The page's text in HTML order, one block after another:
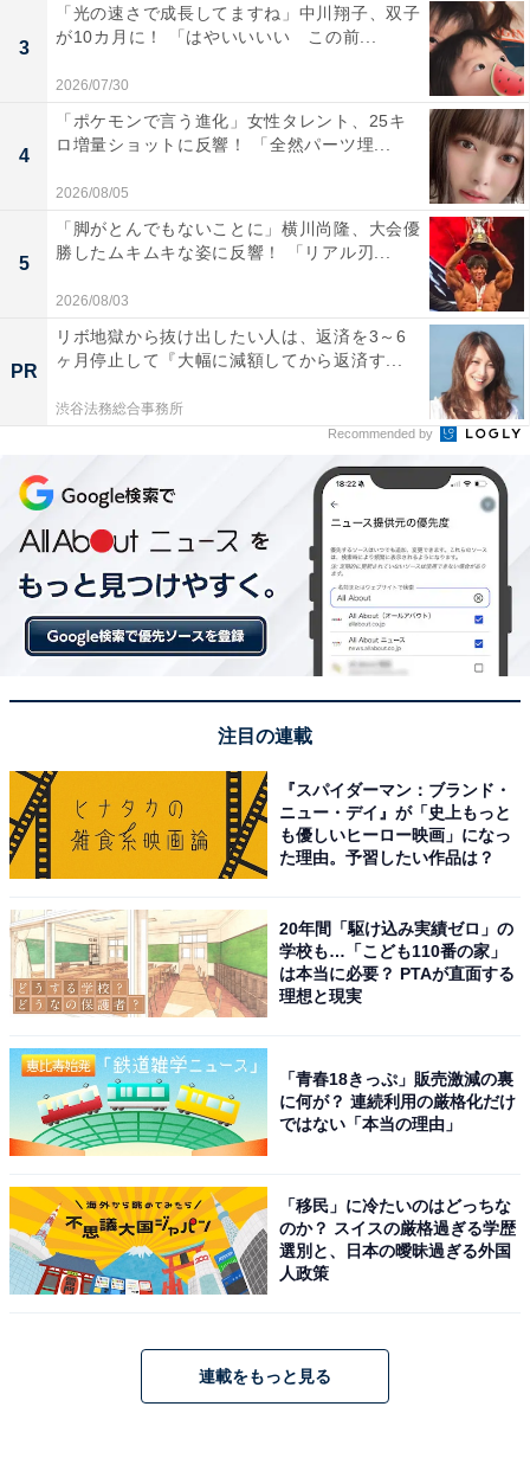
3
「光の速さで成長してますね」中川翔子、双子
が10カ月に！ 「はやいいいい この前...
2026/07/30
4
「ポケモンで言う進化」女性タレント、25キ
ロ増量ショットに反響！ 「全然パーツ埋...
2026/08/05
5
「脚がとんでもないことに」横川尚隆、大会優
勝したムキムキな姿に反響！ 「リアル刃...
2026/08/03
PR
リボ地獄から抜け出したい人は、返済を3～6
ヶ月停止して『大幅に減額してから返済す...
渋谷法務総合事務所
Recommended by
注目の連載
『スパイダーマン：ブランド・
ニュー・デイ』が「史上もっと
も優しいヒーロー映画」になっ
た理由。予習したい作品は？
20年間「駆け込み実績ゼロ」の
学校も…「こども110番の家」
は本当に必要？ PTAが直面する
理想と現実
「青春18きっぷ」販売激減の裏
に何が？ 連続利用の厳格化だけ
ではない「本当の理由」
「移民」に冷たいのはどっちな
のか？ スイスの厳格過ぎる学歴
選別と、日本の曖昧過ぎる外国
人政策
連載をもっと見る